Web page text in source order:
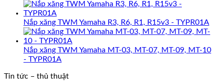
Nắp xăng TWM Yamaha R3, R6, R1, R15v3 - TYPR01A
Nắp xăng TWM Yamaha MT-03, MT-07, MT-09, MT-10
- TYPR01A
Tin tức – thủ thuật